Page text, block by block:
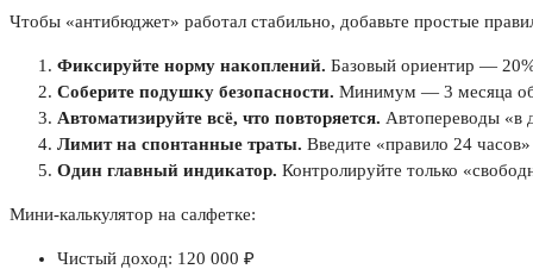
Чтобы «антибюджет» работал стабильно, добавьте простые
Фиксируйте норму накоплений. Базовый ориентир —
Соберите подушку безопасности. Минимум — 3 месяца
Автоматизируйте всё, что повторяется. Автопереводы «в
Лимит на спонтанные траты. Введите «правило 24
Один главный индикатор. Контролируйте только
Мини‑калькулятор на салфетке:
Чистый доход: 120 000 ₽